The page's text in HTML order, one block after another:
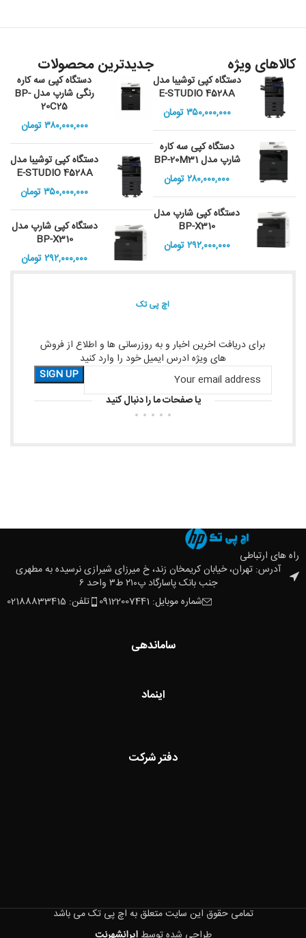
کالاهای ویژه
دستگاه کپی توشیبا مدل
E-STUDIO 4528A
۳۵۰,۰۰۰,۰۰۰تومان
دستگاه کپی سه کاره
شارپ مدل BP-20M31
۲۸۰,۰۰۰,۰۰۰تومان
دستگاه کپی شارپ مدل
BP-X310
۲۹۲,۰۰۰,۰۰۰تومان
جدیدترین محصولات
دستگاه کپی سه کاره
رنگی شارپ مدل BP-
20C25
۳۸۰,۰۰۰,۰۰۰تومان
دستگاه کپی توشیبا مدل
E-STUDIO 4528A
۳۵۰,۰۰۰,۰۰۰تومان
دستگاه کپی شارپ مدل
BP-X310
۲۹۲,۰۰۰,۰۰۰تومان
اچ پی تک
برای دریافت اخرین اخبار و به روزرسانی ها و اطلاع از فروش
های ویژه ادرس ایمیل خود را وارد کنید
یا صفحات ما را دنبال کنید
راه های ارتباطی
آدرس: تهران، خیابان کریمخان زند، خ میرزای شیرازی نرسیده به مطهری
جنب بانک پاسارگاد پ۲۱۰ ط۳ واحد ۶
تلفن: 02188833415
شماره موبایل: 09122007441
ساماندهی
اینماد
دفتر شرکت
تمامی حقوق این سایت متعلق به اچ پی تک می باشد